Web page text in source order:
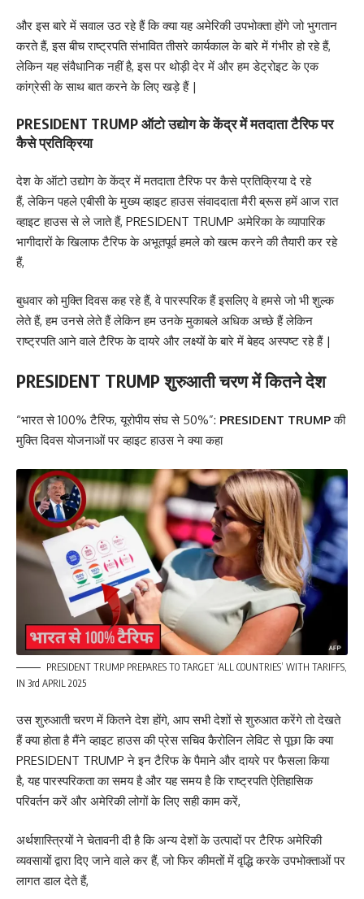
और इस बारे में सवाल उठ रहे हैं कि क्या यह अमेरिकी उपभोक्ता होंगे जो भुगतान
करते हैं, इस बीच राष्ट्रपति संभावित तीसरे कार्यकाल के बारे में गंभीर हो रहे हैं,
लेकिन यह संवैधानिक नहीं है, इस पर थोड़ी देर में और हम डेट्रोइट के एक
कांग्रेसी के साथ बात करने के लिए खड़े हैं |
PRESIDENT TRUMP ऑटो उद्योग के केंद्र में मतदाता टैरिफ पर
कैसे प्रतिक्रिया
देश के ऑटो उद्योग के केंद्र में मतदाता टैरिफ पर कैसे प्रतिक्रिया दे रहे
हैं, लेकिन पहले एबीसी के मुख्य व्हाइट हाउस संवाददाता मैरी ब्रूस हमें आज रात
व्हाइट हाउस से ले जाते हैं, PRESIDENT TRUMP अमेरिका के व्यापारिक
भागीदारों के खिलाफ टैरिफ के अभूतपूर्व हमले को खत्म करने की तैयारी कर रहे
हैं,
बुधवार को मुक्ति दिवस कह रहे हैं, वे पारस्परिक हैं इसलिए वे हमसे जो भी शुल्क
लेते हैं, हम उनसे लेते हैं लेकिन हम उनके मुकाबले अधिक अच्छे हैं लेकिन
राष्ट्रपति आने वाले टैरिफ के दायरे और लक्ष्यों के बारे में बेहद अस्पष्ट रहे हैं |
PRESIDENT TRUMP शुरुआती चरण में कितने देश
“भारत से 100% टैरिफ, यूरोपीय संघ से 50%”: PRESIDENT TRUMPकी
मुक्ति दिवस योजनाओं पर व्हाइट हाउस ने क्या कहा
PRESIDENT TRUMP PREPARES TO TARGET ‘ALL COUNTRIES’ WITH TARIFFS,
IN 3rd APRIL 2025
उस शुरुआती चरण में कितने देश होंगे, आप सभी देशों से शुरुआत करेंगे तो देखते
हैं क्या होता है मैंने व्हाइट हाउस की प्रेस सचिव कैरोलिन लेविट से पूछा कि क्या
PRESIDENT TRUMP ने इन टैरिफ के पैमाने और दायरे पर फैसला किया
है, यह पारस्परिकता का समय है और यह समय है कि राष्ट्रपति ऐतिहासिक
परिवर्तन करें और अमेरिकी लोगों के लिए सही काम करें,
अर्थशास्त्रियों ने चेतावनी दी है कि अन्य देशों के उत्पादों पर टैरिफ अमेरिकी
व्यवसायों द्वारा दिए जाने वाले कर हैं, जो फिर कीमतों में वृद्धि करके उपभोक्ताओं पर
लागत डाल देते हैं,